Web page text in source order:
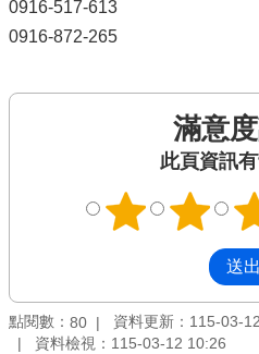
0916-517-613
0916-872-265
滿意
此頁資訊
點閱數： 80
資料更新：115-03-
資料檢視：115-03-12 10:26